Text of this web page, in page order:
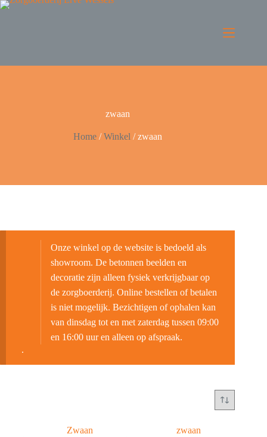
zwaan
Home/Winkel /zwaan
Onze winkel op de website is bedoeld als
showroom. De betonnen beelden en
decoratie zijn alleen fysiek verkrijgbaar op
de zorgboerderij. Online bestellen of betalen
is niet mogelijk. Bezichtigen of ophalen kan
van dinsdag tot en met zaterdag tussen 09:00
en 16:00 uur en alleen op afspraak.
.